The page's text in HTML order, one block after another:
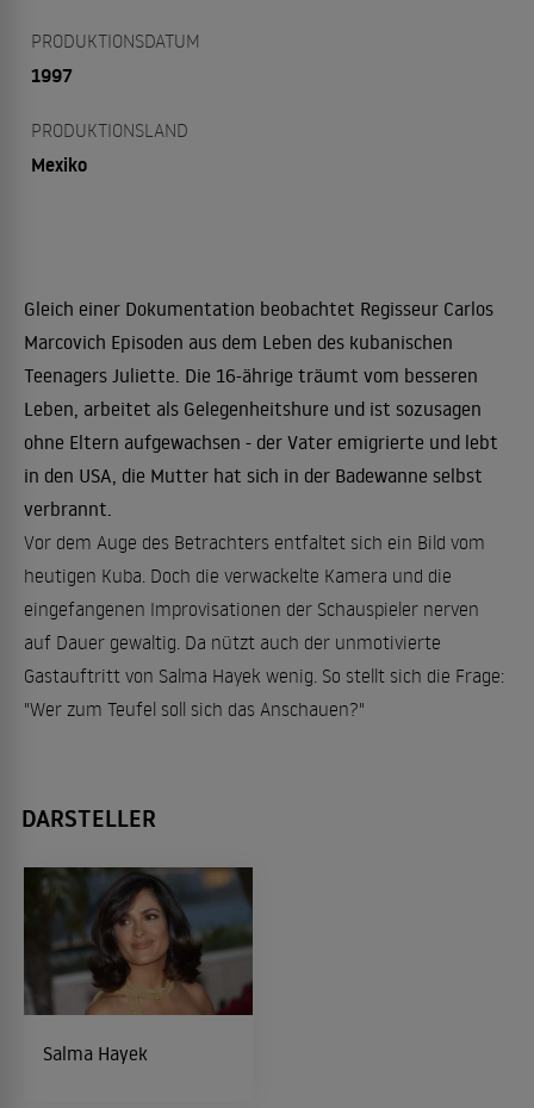
PRODUKTIONSDATUM
1997
PRODUKTIONSLAND
Mexiko
Gleich einer Dokumentation beobachtet Regisseur Carlos
Marcovich Episoden aus dem Leben des kubanischen
Teenagers Juliette. Die 16-ährige träumt vom besseren
Leben, arbeitet als Gelegenheitshure und ist sozusagen
ohne Eltern aufgewachsen - der Vater emigrierte und lebt
in den USA, die Mutter hat sich in der Badewanne selbst
verbrannt.
Vor dem Auge des Betrachters entfaltet sich ein Bild vom
heutigen Kuba. Doch die verwackelte Kamera und die
eingefangenen Improvisationen der Schauspieler nerven
auf Dauer gewaltig. Da nützt auch der unmotivierte
Gastauftritt von Salma Hayek wenig. So stellt sich die Frage:
"Wer zum Teufel soll sich das Anschauen?"
DARSTELLER
Salma Hayek